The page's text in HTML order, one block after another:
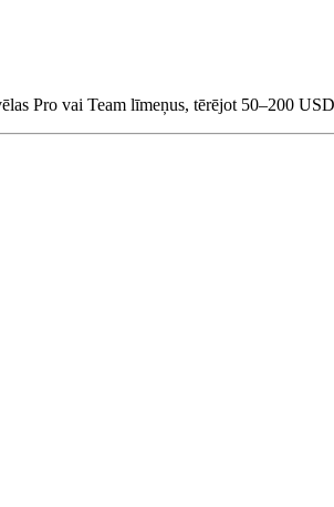
Pro vai Team līmeņus, tērējot 50–200